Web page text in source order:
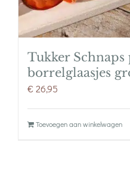
Tukker
borrelglaasjes
€26,95
Toevoegen aan winkelwagen